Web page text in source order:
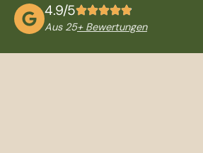
4.9/5
Aus 25+ Bewertungen